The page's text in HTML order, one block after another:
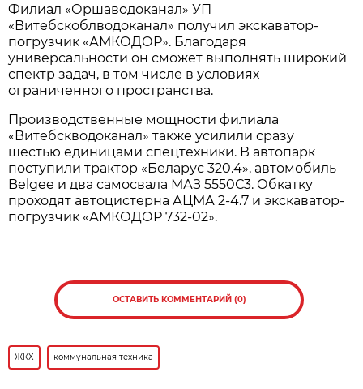
Филиал «Оршаводоканал» УП
«Витебскоблводоканал» получил экскаватор-
погрузчик «АМКОДОР». Благодаря
универсальности он сможет выполнять широкий
спектр задач, в том числе в условиях
ограниченного пространства.
Производственные мощности филиала
«Витебскводоканал» также усилили сразу
шестью единицами спецтехники. В автопарк
поступили трактор «Беларус 320.4», автомобиль
Belgee и два самосвала МАЗ 5550С3. Обкатку
проходят автоцистерна АЦМА 2-4.7 и экскаватор-
погрузчик «АМКОДОР 732-02».
ОСТАВИТЬ КОММЕНТАРИЙ (0)
ЖКХ коммунальная техника